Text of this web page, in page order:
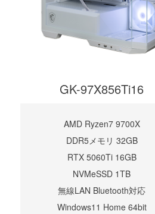
GK-97X856Ti16
AMD Ryzen7 9700X
DDR5メモリ 32GB
RTX 5060Ti 16GB
NVMeSSD 1TB
無線LAN Bluetooth対応
Windows11 Home 64bit